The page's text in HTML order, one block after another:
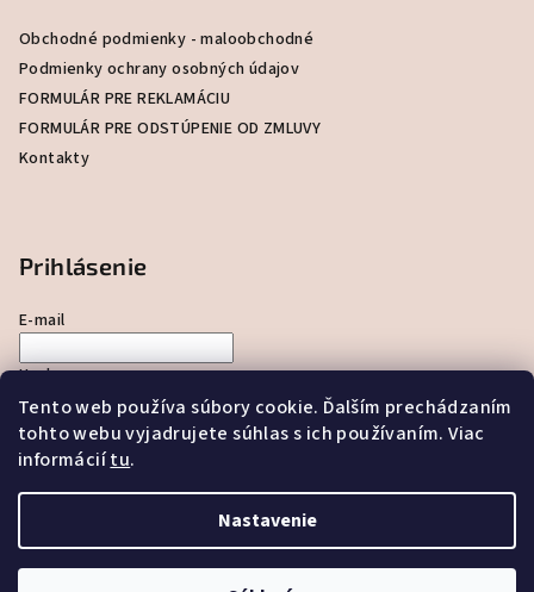
Tento web používa súbory cookie. Ďalším prechádzaním
tohto webu vyjadrujete súhlas s ich používaním. Viac
informáciítu.
Nastavenie
Obchodné podmienky - maloobchodné
Podmienky ochrany osobných údajov
FORMULÁR PRE REKLAMÁCIU
FORMULÁR PRE ODSTÚPENIE OD ZMLUVY
Kontakty
Prihlásenie
E-mail
Heslo
Prihlásiť sa
Nová registráciaZabudnuté heslo